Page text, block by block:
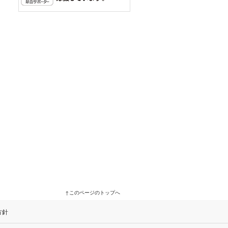
このページのトップへ
針